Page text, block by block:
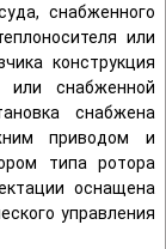
снабженного
или
конструкция
снабженной
снабжена
приводом и
типа ротора
оснащена
управления